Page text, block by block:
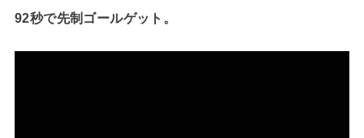
92秒で先制ゴールゲット。